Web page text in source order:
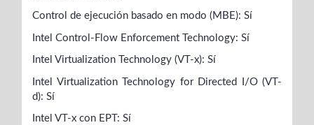
Control de ejecución basado en modo (MBE): Sí
Intel Control-Flow Enforcement Technology: Sí
Intel Virtualization Technology (VT-x): Sí
Intel Virtualization Technology for Directed I/O (VT-
d): Sí
Intel VT-x con EPT: Sí